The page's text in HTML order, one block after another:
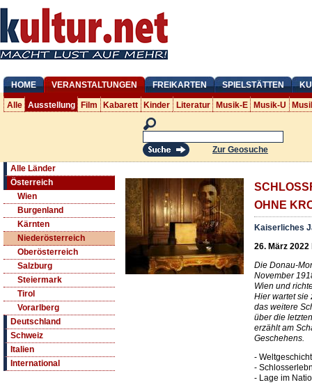
HOME VERANSTALTUNGEN FREIKARTEN SPIELSTÄTTEN
Alle Ausstellung Film Kabarett Kinder Literatur Musik-E Musik-U
Zur Geosuche
Alle Länder
Österreich
Wien
Burgenland
Kärnten
Niederösterreich
Oberösterreich
Salzburg
Steiermark
Tirol
Vorarlberg
Deutschland
Schweiz
Italien
International
OHNE
Kaiserliches
26. März 2022
Die Donau-
November
Wien und
Hier wartet sie
das weitere
über die
erzählt am
Geschehens.
-
-
- Lage im